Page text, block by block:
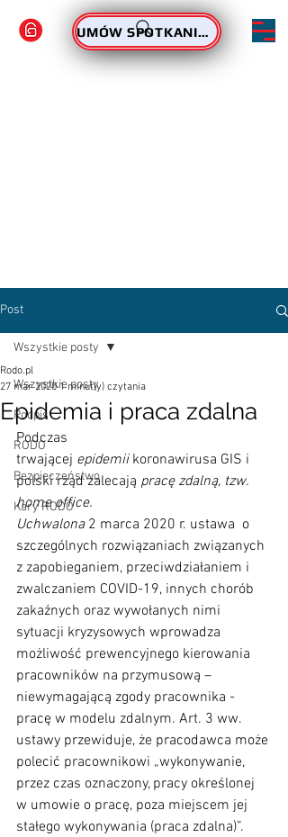
ZAMÓW PODPIS UMÓW SPOTKANIE - PODPIS
Post
Wszystkie posty
Podpis
RODO
Bezpieczeństwo
Kary RODO
Wszystkie posty
Epidemia i praca zdalna
Rodo.pl
27 mar 2020 1 minut(y) czytania
Podczas
trwającej epidemii koronawirusa GIS i
polski rząd zalecają pracę zdalną, tzw.
home office.
Uchwalona 2 marca 2020 r. ustawa  o
szczególnych rozwiązaniach związanych
z zapobieganiem, przeciwdziałaniem i
zwalczaniem COVID-19, innych chorób
zakaźnych oraz wywołanych nimi
sytuacji kryzysowych wprowadza
możliwość prewencyjnego kierowania
pracowników na przymusową –
niewymagającą zgody pracownika -
pracę w modelu zdalnym. Art. 3 ww.
ustawy przewiduje, że pracodawca może
polecić pracownikowi „wykonywanie,
przez czas oznaczony, pracy określonej
w umowie o pracę, poza miejscem jej
stałego wykonywania (praca zdalna)”.